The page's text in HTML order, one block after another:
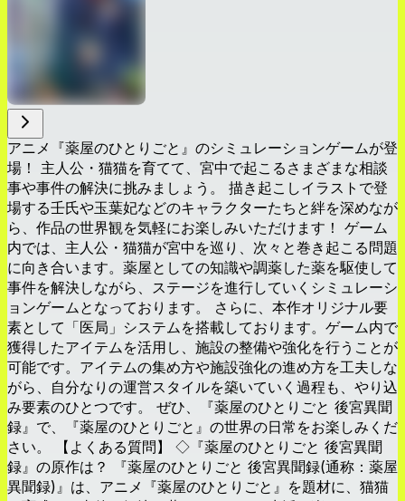
アニメ『薬屋のひとりごと』のシミュレーションゲームが登
場！ 主人公・猫猫を育てて、宮中で起こるさまざまな相談
事や事件の解決に挑みましょう。 描き起こしイラストで登
場する壬氏や玉葉妃などのキャラクターたちと絆を深めなが
ら、作品の世界観を気軽にお楽しみいただけます！ ゲーム
内では、主人公・猫猫が宮中を巡り、次々と巻き起こる問題
に向き合います。薬屋としての知識や調薬した薬を駆使して
事件を解決しながら、ステージを進行していくシミュレーシ
ョンゲームとなっております。 さらに、本作オリジナル要
素として「医局」システムを搭載しております。ゲーム内で
獲得したアイテムを活用し、施設の整備や強化を行うことが
可能です。アイテムの集め方や施設強化の進め方を工夫しな
がら、自分なりの運営スタイルを築いていく過程も、やり込
み要素のひとつです。 ぜひ、『薬屋のひとりごと 後宮異聞
録』で、『薬屋のひとりごと』の世界の日常をお楽しみくだ
さい。 【よくある質問】 ◇『薬屋のひとりごと 後宮異聞
録』の原作は？ 『薬屋のひとりごと 後宮異聞録(通称：薬屋
異聞録)』は、アニメ『薬屋のひとりごと』を題材に、猫猫